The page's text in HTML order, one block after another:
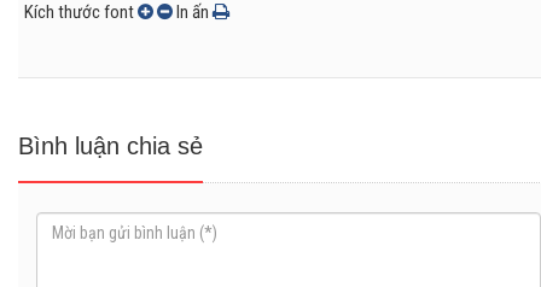
Kích thước font In ấn
Bình luận chia sẻ